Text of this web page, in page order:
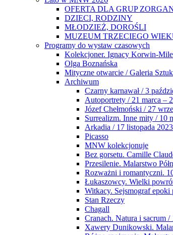
OFERTA DLA GRUP
DZIECI, RODZINY
MŁODZIEŻ, DOROŚLI
MUZEUM TRZECIEGO
Programy do wystaw czasowych
Kolekcjoner. Ignacy Korwin-
Olga Boznańska
Mityczne otwarcie / Galeria
Archiwum
Czarny karnawał / 3
Autoportrety / 21 marca –
Józef Chełmoński / 27
Surrealizm. Inne mity / 10
Arkadia / 17 listopada
Picasso
MNW kolekcjonuje
Bez gorsetu. Camille
Przesilenie. Malarstwo
Rozważni i romantyczni.
Łukaszowcy. Wielki
Witkacy. Sejsmograf epoki
Stan Rzeczy
Chagall
Cranach. Natura i sacrum
Xawery Dunikowski.